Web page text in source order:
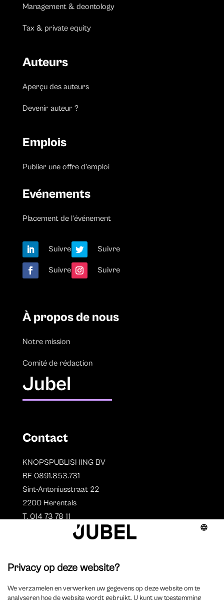
Management & deontology
Tax & private equity
Auteurs
Aperçu des auteurs
Devenir auteur ?
Emplois
Publier une offre d’emploi
Evénements
Placement de l’événement
Suivre Suivre
Suivre Suivre
À propos de nous
Notre mission
Comité de rédaction
Jubel
Contact
KNOPSPUBLISHING BV
BE 0891.853.731
Sint-Antoniusstraat 22
2200 Herentals
T. 014 73 78 11
Aperçu des auteurs
Devenir auteur ?